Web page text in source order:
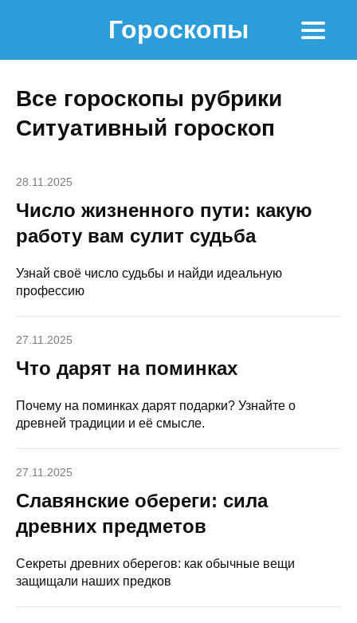
Гороскопы
Все гороскопы рубрики
Ситуативный гороскоп
28.11.2025
Число жизненного пути: какую
работу вам сулит судьба
Узнай своё число судьбы и найди идеальную
профессию
27.11.2025
Что дарят на поминках
Почему на поминках дарят подарки? Узнайте о
древней традиции и её смысле.
27.11.2025
Славянские обереги: сила
древних предметов
Секреты древних оберегов: как обычные вещи
защищали наших предков